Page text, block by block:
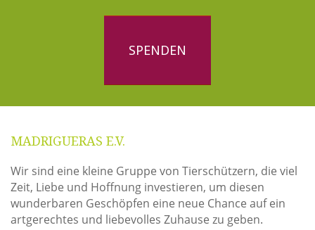
SPENDEN
MADRIGUERAS E.V.
Wir sind eine kleine Gruppe von Tierschützern, die viel
Zeit, Liebe und Hoffnung investieren, um diesen
wunderbaren Geschöpfen eine neue Chance auf ein
artgerechtes und liebevolles Zuhause zu geben.